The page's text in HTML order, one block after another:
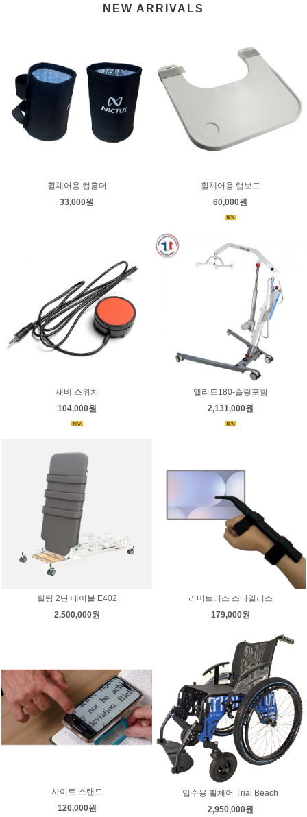
NEW ARRIVALS
휠체어용 컵홀더
33,000원
휠체어용 랩보드
60,000원
새비 스위치
104,000원
엘리트180-슬링포함
2,131,000원
틸팅 2단 테이블 E402
2,500,000원
리미트리스 스타일러스
179,000원
사이트 스탠드
120,000원
입수용 휠체어 Trial Beach
2,950,000원